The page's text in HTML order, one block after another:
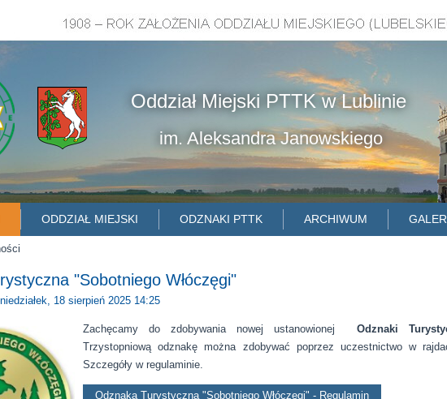
Oddział Miejski PTTK w Lublinie
im. Aleksandra Janowskiego
ODDZIAŁ MIEJSKI ODZNAKI PTTK ARCHIWUM
"Sobotniego Włóczęgi"
18 sierpień 2025 14:25
Zachęcamy do zdobywania nowej ustanowionej Odznaki
Trzystopniową odznakę można zdobywać poprzez uczestnictwo w
Szczegóły w regulaminie.
Odznaka Turystyczna "Sobotniego Włóczęgi" - Regulamin